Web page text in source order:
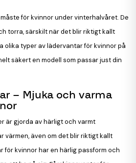
för kvinnor under vinterhalvåret. De
torra, särskilt när det blir riktigt kallt
olika typer av lädervantar för kvinnor på
säkert en modell som passar just din
– Mjuka och varma
är gjorda av härligt och varmt
värmen, även om det blir riktigt kallt
för kvinnor har en härlig passform och